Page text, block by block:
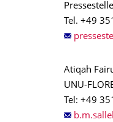
Tel. +49
Atiqah
UNU-
Tel: +49